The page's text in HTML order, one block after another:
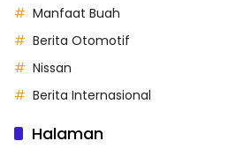
Manfaat Buah
Berita Otomotif
Nissan
Berita Internasional
Halaman